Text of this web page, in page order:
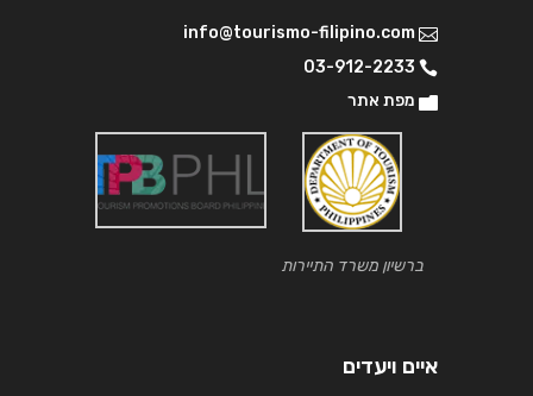
info@tourismo-filipino.com
03-912-2233
מפת אתר
ברשיון משרד התיירות
איים ויעדים